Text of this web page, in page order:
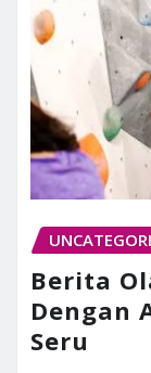
Berita
Dengan
Seru